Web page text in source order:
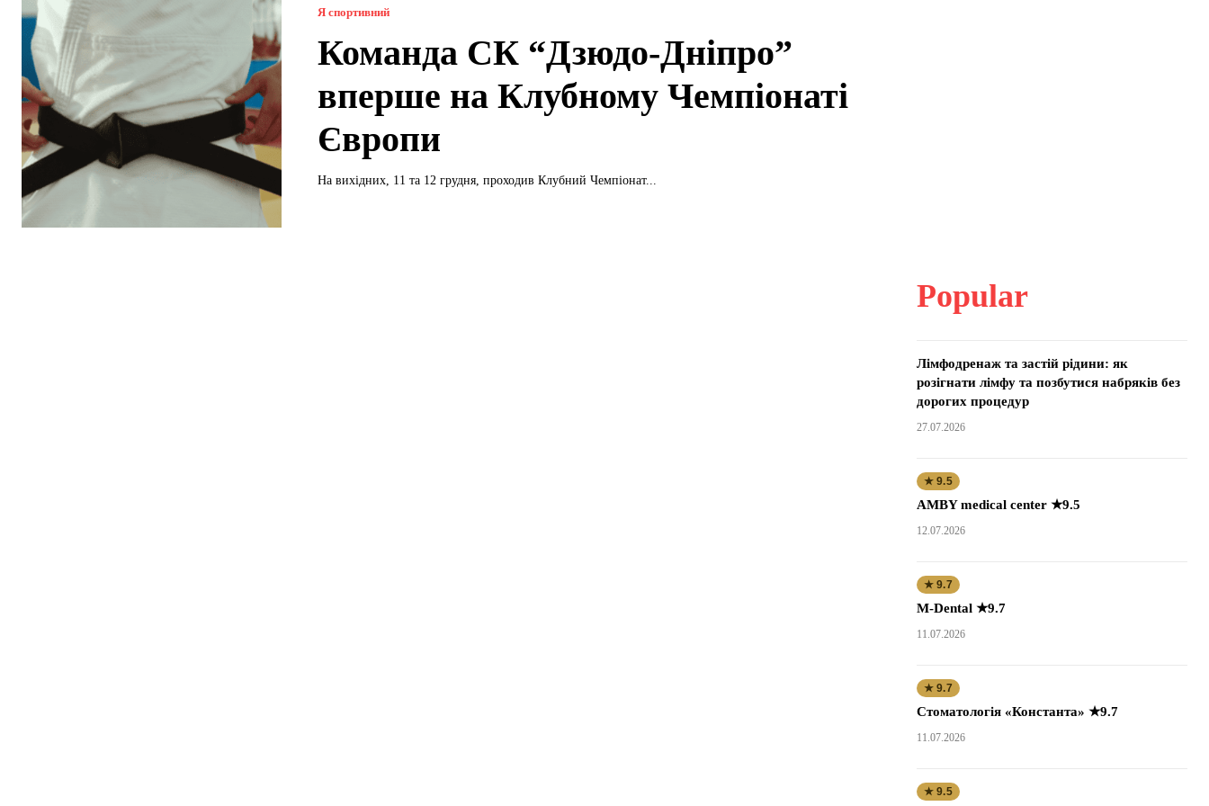
Я спортивний
Команда СК “Дзюдо-Дніпро”
вперше на Клубному Чемпіонаті
Європи
На вихідних, 11 та 12 грудня, проходив Клубний Чемпіонат...
Popular
Лімфодренаж та застій рідини: як
розігнати лімфу та позбутися набряків без
дорогих процедур
27.07.2026
★ 9.5
AMBY medical center ★9.5
12.07.2026
★ 9.7
M-Dental ★9.7
11.07.2026
★ 9.7
Стоматологія «Константа» ★9.7
11.07.2026
★ 9.5